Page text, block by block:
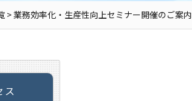
>業務効率化・生産性向上セミナー開催のご案内
ス